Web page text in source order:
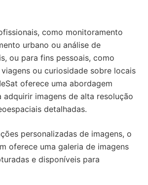
como monitoramento
urbano ou análise de
ou para fins pessoais, como
ou curiosidade sobre locais
oferece uma abordagem
adquirir imagens de alta resolução
detalhadas.
personalizadas de imagens, o
oferece uma galeria de imagens
e disponíveis para